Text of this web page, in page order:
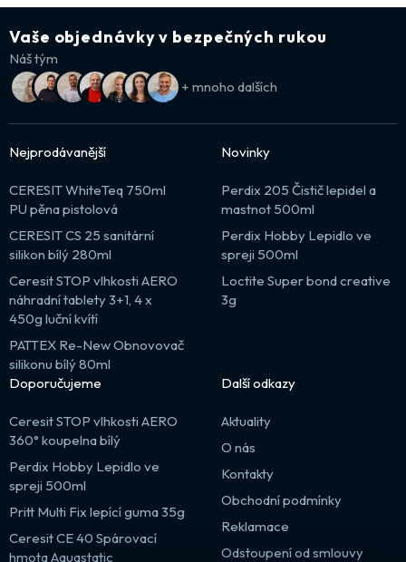
Vaše objednávky v bezpečných rukou
Náš tým
+ mnoho dalších
Nejprodávanější
CERESIT WhiteTeq 750ml
PU pěna pistolová
CERESIT CS 25 sanitární
silikon bílý 280ml
Ceresit STOP vlhkosti AERO
náhradní tablety 3+1, 4 x
450g luční kvítí
PATTEX Re-New Obnovovač
silikonu bílý 80ml
Novinky
Perdix 205 Čistič lepidel a
mastnot 500ml
Perdix Hobby Lepidlo ve
spreji 500ml
Loctite Super bond creative
3g
Doporučujeme
Ceresit STOP vlhkosti AERO
360° koupelna bílý
Perdix Hobby Lepidlo ve
spreji 500ml
Pritt Multi Fix lepící guma 35g
Ceresit CE 40 Spárovací
hmota Aquastatic
Další odkazy
Aktuality
O nás
Kontakty
Obchodní podmínky
Reklamace
Odstoupení od smlouvy